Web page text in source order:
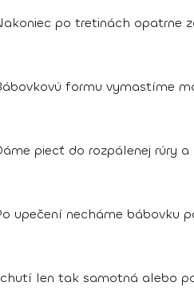
po tretinách opatrne
formu vymastíme
piecť do rozpálenej rúry
upečení necháme bábovku
chutí len tak samotná alebo